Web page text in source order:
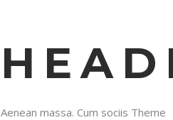
Aenean massa. Cum sociis Theme